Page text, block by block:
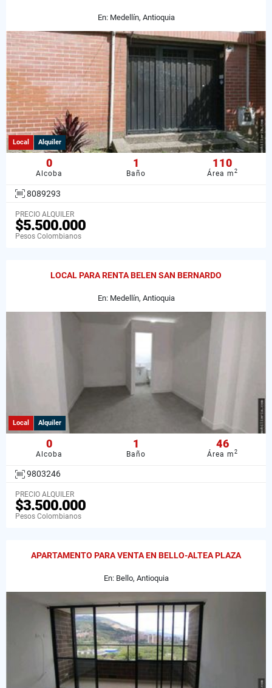
En: Medellín, Antioquia
Local Alquiler
0
Alcoba
1
Baño
110
Área m2
8089293
PRECIO ALQUILER
$5.500.000
Pesos Colombianos
LOCAL PARA RENTA BELEN SAN BERNARDO
En: Medellín, Antioquia
Local Alquiler
0
Alcoba
1
Baño
46
Área m2
9803246
PRECIO ALQUILER
$3.500.000
Pesos Colombianos
APARTAMENTO PARA VENTA EN BELLO-ALTEA PLAZA
En: Bello, Antioquia